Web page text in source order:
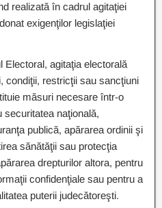
realizată în cadrul agitaţiei
exigenţilor legislaţiei
Electoral, agitaţia electorală
condiţii, restricţii sau sancţiuni
măsuri necesare într-o
naţională,
publică, apărarea ordinii şi
sănătăţii sau protecţia
drepturilor altora, pentru
confidenţiale sau pentru a
puterii judecătoreşti.